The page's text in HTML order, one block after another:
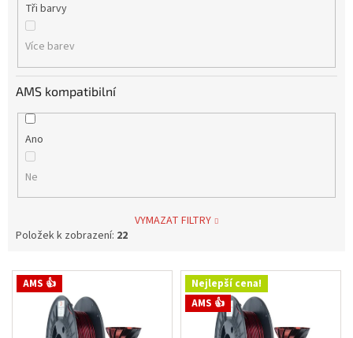
Tři barvy
Více barev
AMS kompatibilní
Ano
Ne
VYMAZAT FILTRY
Položek k zobrazení: 22
V AMS 👍
Nejlepší cena!
AMS 👍